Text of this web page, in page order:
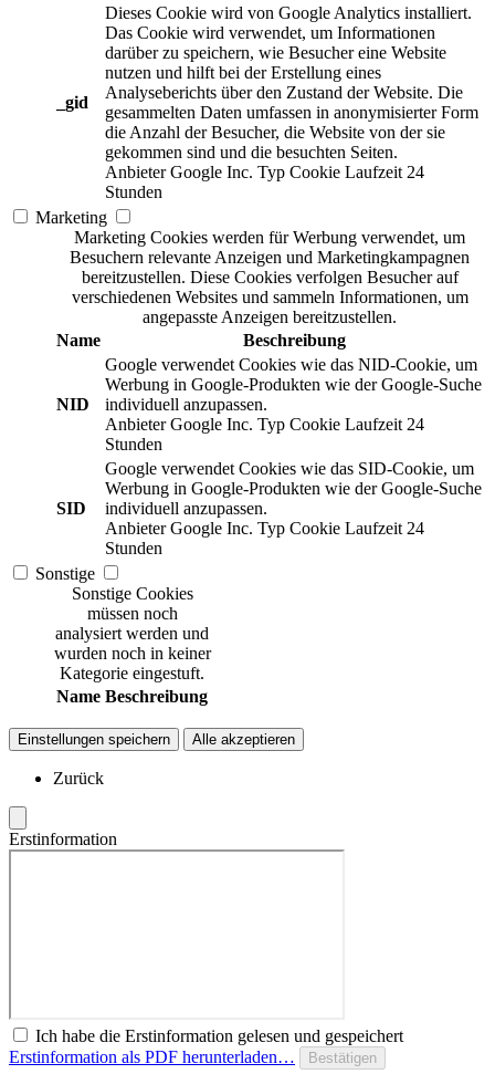
_gid
Dieses Cookie wird von Google Analytics installiert.
Das Cookie wird verwendet, um Informationen
darüber zu speichern, wie Besucher eine Website
nutzen und hilft bei der Erstellung eines
Analyseberichts über den Zustand der Website. Die
gesammelten Daten umfassen in anonymisierter Form
die Anzahl der Besucher, die Website von der sie
gekommen sind und die besuchten Seiten.
Anbieter Google Inc. Typ Cookie Laufzeit 24
Stunden
Marketing
Marketing Cookies werden für Werbung verwendet, um
Besuchern relevante Anzeigen und Marketingkampagnen
bereitzustellen. Diese Cookies verfolgen Besucher auf
verschiedenen Websites und sammeln Informationen, um
angepasste Anzeigen bereitzustellen.
Name
Beschreibung
NID
Google verwendet Cookies wie das NID-Cookie, um
Werbung in Google-Produkten wie der Google-Suche
individuell anzupassen.
Anbieter Google Inc. Typ Cookie Laufzeit 24
Stunden
SID
Google verwendet Cookies wie das SID-Cookie, um
Werbung in Google-Produkten wie der Google-Suche
individuell anzupassen.
Anbieter Google Inc. Typ Cookie Laufzeit 24
Stunden
Sonstige
Sonstige Cookies
müssen noch
analysiert werden und
wurden noch in keiner
Kategorie eingestuft.
Name Beschreibung
Einstellungen speichern Alle akzeptieren
Zurück
Erstinformation
Ich habe die Erstinformation gelesen und gespeichert
Erstinformation als PDF herunterladen…
Bestätigen